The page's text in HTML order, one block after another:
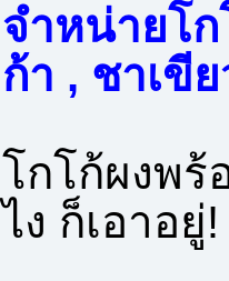
จำหน่ายโ
ก้า , ชาเขี
โกโก้ผงพ
ไง ก็เอาอยู่!